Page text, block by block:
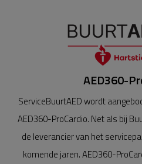
AED360-
ServiceBuurtAED wordt
AED360-ProCardio. Net als bij
de leverancier van het
komende jaren. AED360-